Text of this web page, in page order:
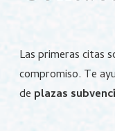
Las primeras citas
compromiso. Te
de plazas